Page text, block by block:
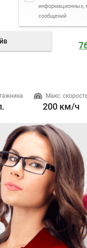
информационных,
сообщений
Макс.
200 км/ч